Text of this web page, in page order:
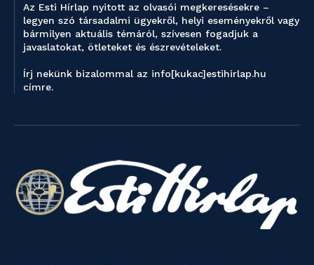
Az Esti Hírlap nyitott az olvasói megkeresésekre –
legyen szó társadalmi ügyekről, helyi eseményekről vagy
bármilyen aktuális témáról, szívesen fogadjuk a
javaslatokat, ötleteket és észrevételeket.
Írj nekünk bizalommal az info[kukac]estihirlap.hu
címre.